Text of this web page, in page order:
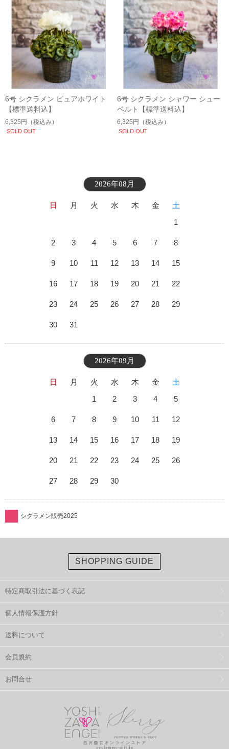
6号 シクラメン ピュアホワイト
【標準送料込】
6,325円 （税込み）
SOLD OUT
6号 シクラメン シャワー シュー
ベルト【標準送料込】
6,325円 （税込み）
SOLD OUT
2026年08月
日 月 火 水 木 金
土
1
2 3 4 5 6 7 8
9 10 11 12 13 14 15
16 17 18 19 20 21 22
23 24 25 26 27 28 29
30 31
2026年09月
日 月 火 水 木 金
土
1
2 3 4 5
6 7 8 9 10 11 12
13 14 15 16 17 18 19
20 21 22 23 24 25 26
27 28 29 30
シクラメン販売2025
SHOPPING GUIDE
特定商取引法に基づく表記
個人情報保護方針
送料について
会員規約
お問合せ